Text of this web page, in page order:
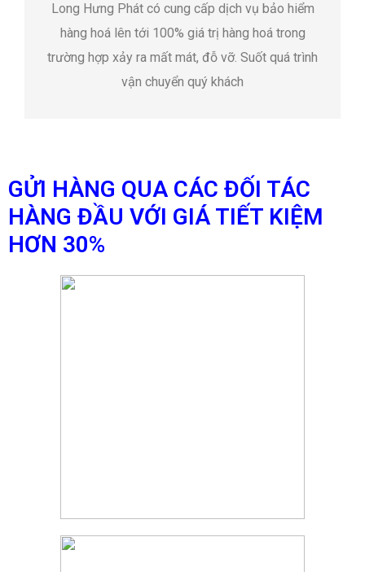
Long Hưng Phát có cung cấp dịch vụ bảo hiểm
hàng hoá lên tới 100% giá trị hàng hoá trong
trường hợp xảy ra mất mát, đỗ vỡ. Suốt quá trình
vận chuyển quý khách
GỬI HÀNG QUA CÁC ĐỐI TÁC
HÀNG ĐẦU VỚI GIÁ TIẾT KIỆM
HƠN 30%